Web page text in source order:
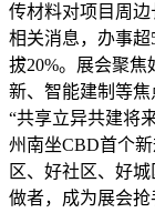
传材料对项目周
相关消息，办事
拔20%。展会聚
新、智能建制等
“共享立异共建将
州南坐CBD首个
区、好社区、好
做者，成为展会